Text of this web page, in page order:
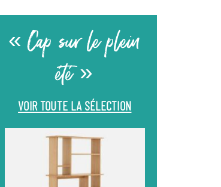
« Cap sur le plein
été »
VOIR TOUTE LA SÉLECTION